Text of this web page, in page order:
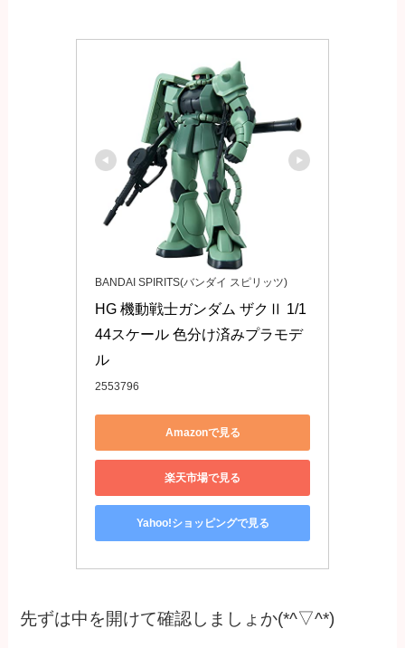
BANDAI SPIRITS(バンダイ スピリッツ)
HG 機動戦士ガンダム ザクⅡ 1/1
44スケール 色分け済みプラモデ
ル
2553796
Amazonで見る
楽天市場で見る
Yahoo!ショッピングで見る
先ずは中を開けて確認しましょか(*^▽^*)